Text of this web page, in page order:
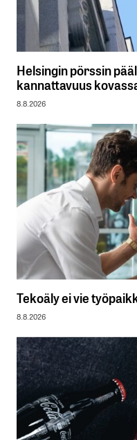
Helsingin pörssin
kannattavuus
8.8.2026
Tekoäly ei vie
8.8.2026